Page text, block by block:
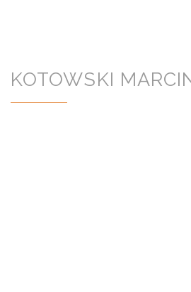
KOTOWSKI